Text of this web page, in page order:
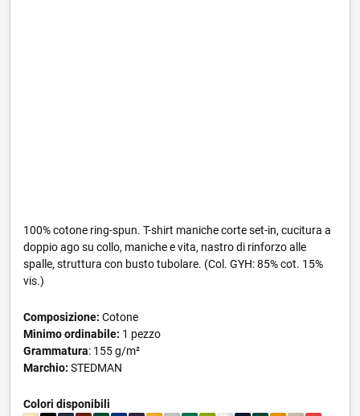
100% cotone ring-spun. T-shirt maniche corte set-in, cucitura a
doppio ago su collo, maniche e vita, nastro di rinforzo alle
spalle, struttura con busto tubolare. (Col. GYH: 85% cot. 15%
vis.)
Composizione: Cotone
Minimo ordinabile: 1 pezzo
Grammatura: 155 g/m²
Marchio: STEDMAN
Colori disponibili